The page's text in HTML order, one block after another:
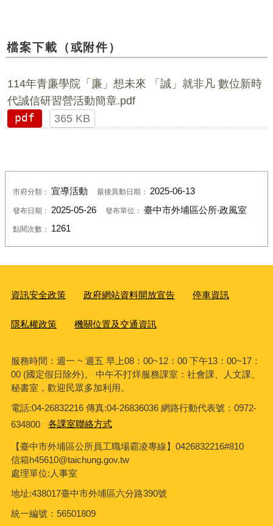
檔案下載（或附件）
114年青廉學院「廉」想未來 「誠」就非凡 數位新時
代誠信研習營活動簡章.pdf
pdf
365 KB
市府分類： 宣導活動 最後異動日期： 2025-06-13
發布日期： 2025-05-26 發布單位： 臺中市外埔區公所‧政風室
點閱次數： 1261
資訊安全政策 政府網站資料開放宣告 停車資訊
隱私權政策 機關位置及交通資訊
服務時間：週一 ~ 週五 早上08：00~12：00 下午13：00~17：
00 (國定假日除外)。 中午不打烊服務課室：社會課、人文課、
秘書室，歡迎民眾多加利用。
電話:04-26832216 傳真:04-26836036 網路行動代表號：0972-
634800
各課室聯絡方式
【臺中市外埔區公所員工職場霸凌專線】0426832216#810
信箱h45610@taichung.gov.tw
處理單位:人事室
地址:438017臺中市外埔區六分路390號
統一編號：56501809